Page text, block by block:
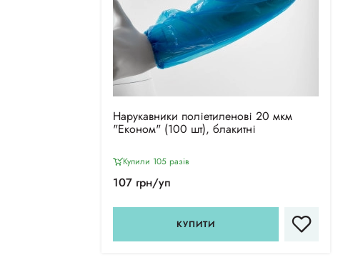
Нарукавники поліетиленові 20 мкм
"Економ" (100 шт), блакитні
Купили 105 разiв
107 грн/уп
КУПИТИ